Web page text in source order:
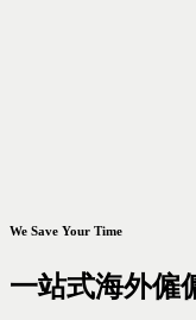
We Save Your Time
一站式海外僱